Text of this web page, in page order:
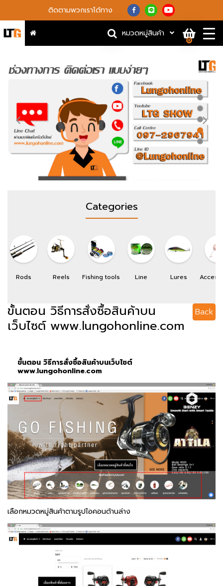
ติดตามพวกเราได้ทาง
หมวดหมู่สินค้า
0
Categories
Rods Reels Fishing tools Line Lures
Back
ขั้นตอน วิธีการสั่งซื้อสินค้าบน
เว็บไซต์ www.lungohonline.com
ขั้นตอน วิธีการสั่งซื้อสินค้าบนเว็บไซต์
www.lungohonline.com
เลือกหมวดหมู่สินค้าตามรูปไอคอนด้านล่าง